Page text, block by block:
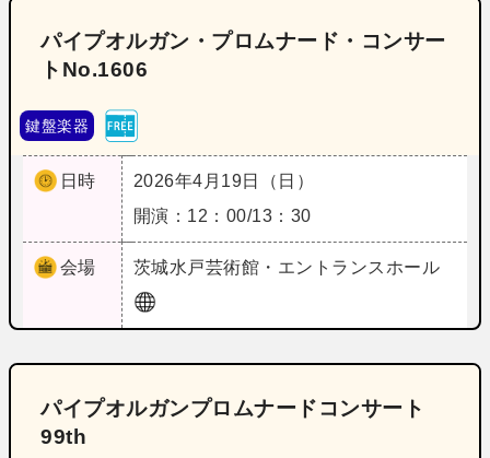
パイプオルガン・プロムナード・コンサー
トNo.1606
鍵盤楽器
日時
2026年4月19日（日）
開演：12：00/13：30
会場 茨城水戸芸術館・エントランスホール
パイプオルガンプロムナードコンサート
99th